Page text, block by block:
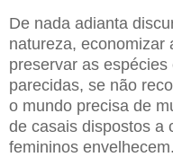
De nada adianta
natureza, economizar
preservar as
parecidas, se não
o mundo precisa de
de casais dispostos a
femininos